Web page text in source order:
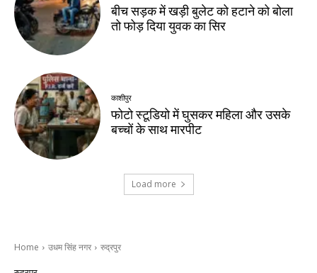
बीच सड़क में खड़ी बुलेट को हटाने को बोला
तो फोड़ दिया युवक का सिर
काशीपुर
फोटो स्टूडियो में घुसकर महिला और उसके
बच्चों के साथ मारपीट
Load more